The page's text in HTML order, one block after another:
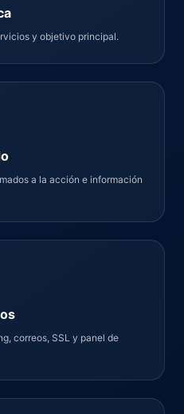
y objetivo principal.
a la acción e información
correos, SSL y panel de